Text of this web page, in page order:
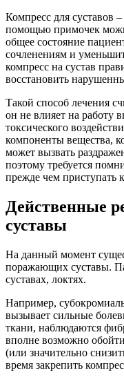
Компресс для суставов
помощью примочек
общее состояние
сочленениям и
компресс на сустав
восстановить
Такой способ лечения
он не влияет на работу
токсического
компоненты вещества,
может вызвать
поэтому требуется
прежде чем приступать
Действенные
суставы
На данный момент
поражающих суставы.
суставах, локтях.
Например,
вызывает сильные
ткани, наблюдаются
вполне возможно
(или значительно
время закрепить